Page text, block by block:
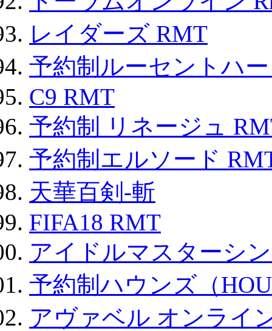
レイダーズ RMT
予約制ルーセントハ
C9 RMT
予約制 リネージュ
予約制エルソード
天華百剣-斬
FIFA18 RMT
アイドルマスターシ
予約制ハウンズ（
アヴァベル オンライ